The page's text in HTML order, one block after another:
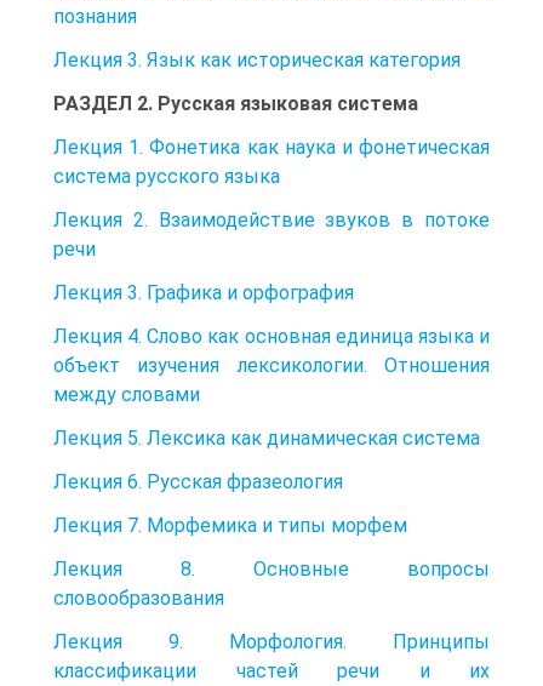
познания
Лекция 3. Язык как историческая категория
РАЗДЕЛ 2. Русская языковая система
Лекция 1. Фонетика как наука и фонетическая
система русского языка
Лекция 2. Взаимодействие звуков в потоке
речи
Лекция 3. Графика и орфография
Лекция 4. Слово как основная единица языка и
объект изучения лексикологии. Отношения
между словами
Лекция 5. Лексика как динамическая система
Лекция 6. Русская фразеология
Лекция 7. Морфемика и типы морфем
Лекция 8. Основные вопросы
словообразования
Лекция 9. Морфология. Принципы
классификации частей речи и их